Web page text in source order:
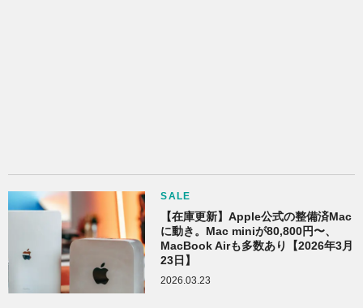
SALE
【在庫更新】Apple公式の整備済Mac
に動き。Mac miniが80,800円〜、
MacBook Airも多数あり【2026年3月
23日】
2026.03.23